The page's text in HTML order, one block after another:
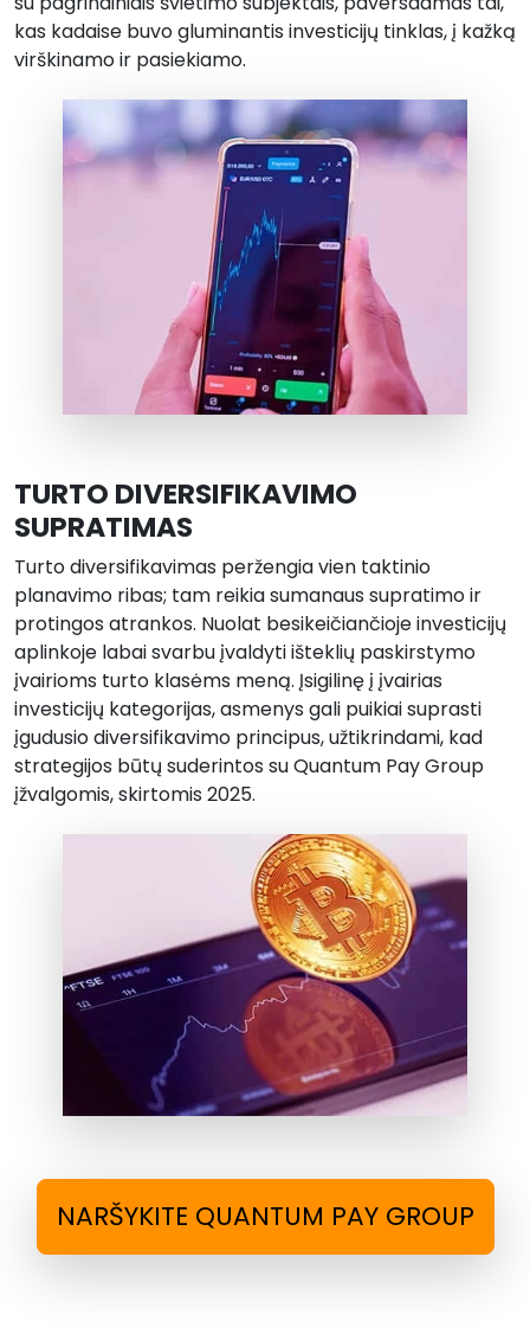
kas kadaise buvo gluminantis investicijų tinklas, į kažką
virškinamo ir pasiekiamo.
TURTO DIVERSIFIKAVIMO
SUPRATIMAS
Turto diversifikavimas peržengia vien taktinio
planavimo ribas; tam reikia sumanaus supratimo ir
protingos atrankos. Nuolat besikeičiančioje investicijų
aplinkoje labai svarbu įvaldyti išteklių paskirstymo
įvairioms turto klasėms meną. Įsigilinę į įvairias
investicijų kategorijas, asmenys gali puikiai suprasti
įgudusio diversifikavimo principus, užtikrindami, kad
strategijos būtų suderintos su Quantum Pay Group
įžvalgomis, skirtomis 2025.
NARŠYKITE QUANTUM PAY GROUP